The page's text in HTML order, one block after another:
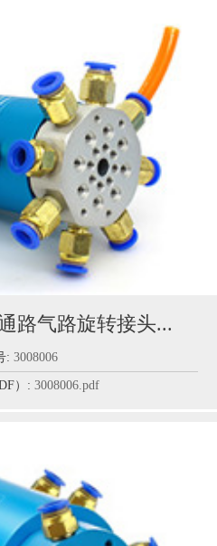
路气路旋转接头...
:3008006
）: 3008006.pdf